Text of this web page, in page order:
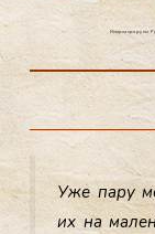
История про руны.
Уже па­ру
их на